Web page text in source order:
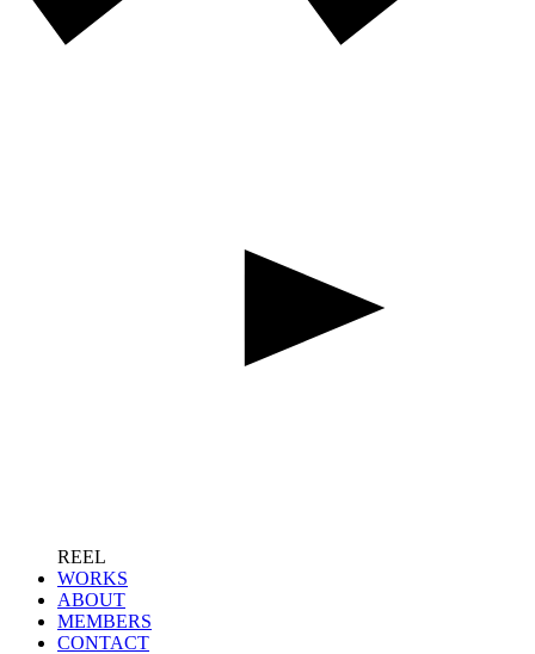
REEL
WORKS
ABOUT
MEMBERS
CONTACT